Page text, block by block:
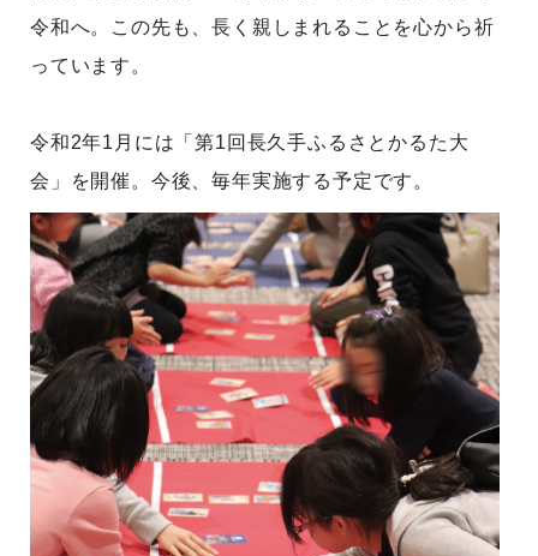
令和へ。この先も、長く親しまれることを心から祈
っています。
令和2年1月には「第1回長久手ふるさとかるた大
会」を開催。今後、毎年実施する予定です。